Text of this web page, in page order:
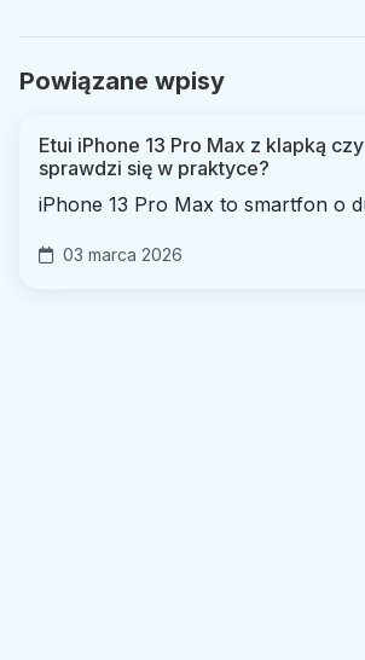
Powiązane wpisy
Etui iPhone 13 Pro Max z klapką
sprawdzi się w praktyce?
iPhone 13 Pro Max to smartfon o
03 marca 2026